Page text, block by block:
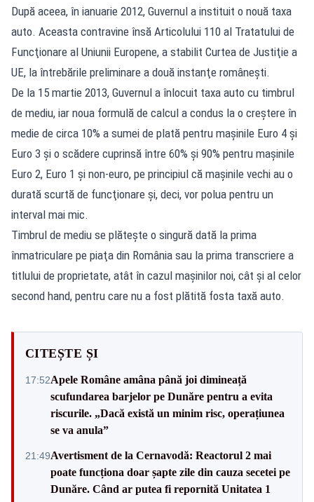
După aceea, în ianuarie 2012, Guvernul a instituit o nouă taxa
auto. Aceasta contravine însă Articolului 110 al Tratatului de
Funcţionare al Uniunii Europene, a stabilit Curtea de Justiţie a
UE, la întrebările preliminare a două instanţe româneşti.
De la 15 martie 2013, Guvernul a înlocuit taxa auto cu timbrul
de mediu, iar noua formulă de calcul a condus la o creştere în
medie de circa 10% a sumei de plată pentru maşinile Euro 4 şi
Euro 3 şi o scădere cuprinsă între 60% şi 90% pentru maşinile
Euro 2, Euro 1 şi non-euro, pe principiul că maşinile vechi au o
durată scurtă de funcţionare şi, deci, vor polua pentru un
interval mai mic.
Timbrul de mediu se plăteşte o singură dată la prima
înmatriculare pe piaţa din România sau la prima transcriere a
titlului de proprietate, atât în cazul maşinilor noi, cât şi al celor
second hand, pentru care nu a fost plătită fosta taxă auto.
CITEȘTE ȘI
17:52Apele Române amâna până joi dimineață
scufundarea barjelor pe Dunăre pentru a evita
riscurile. „Dacă există un minim risc, operațiunea
se va anula”
21:49Avertisment de la Cernavodă: Reactorul 2 mai
poate funcționa doar șapte zile din cauza secetei pe
Dunăre. Când ar putea fi repornită Unitatea 1